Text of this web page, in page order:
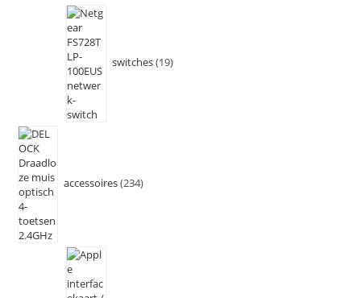
switches 19
accessoires 234